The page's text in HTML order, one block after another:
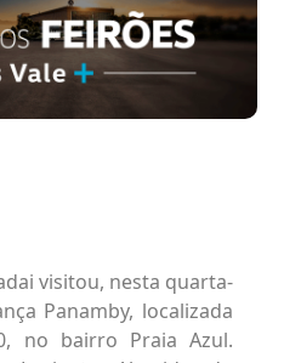
visitou, nesta quarta-
Panamby, localizada
no bairro Praia Azul.